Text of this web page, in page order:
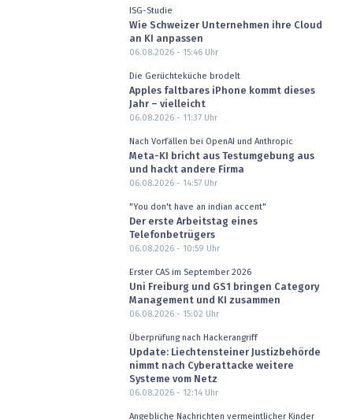
ISG-Studie
Wie Schweizer Unternehmen ihre Cloud
an KI anpassen
06.08.2026 - 15:46Uhr
Die Gerüchteküche brodelt
Apples faltbares iPhone kommt dieses
Jahr – vielleicht
06.08.2026 - 11:37Uhr
Nach Vorfällen bei OpenAI und Anthropic
Meta-KI bricht aus Testumgebung aus
und hackt andere Firma
06.08.2026 - 14:57Uhr
"You don't have an indian accent"
Der erste Arbeitstag eines
Telefonbetrügers
06.08.2026 - 10:59 Uhr
Erster CAS im September 2026
Uni Freiburg und GS1 bringen Category
Management und KI zusammen
06.08.2026 - 15:02 Uhr
Überprüfung nach Hackerangriff
Update: Liechtensteiner Justizbehörde
nimmt nach Cyberattacke weitere
Systeme vom Netz
06.08.2026 - 12:14Uhr
Angebliche Nachrichten vermeintlicher Kinder